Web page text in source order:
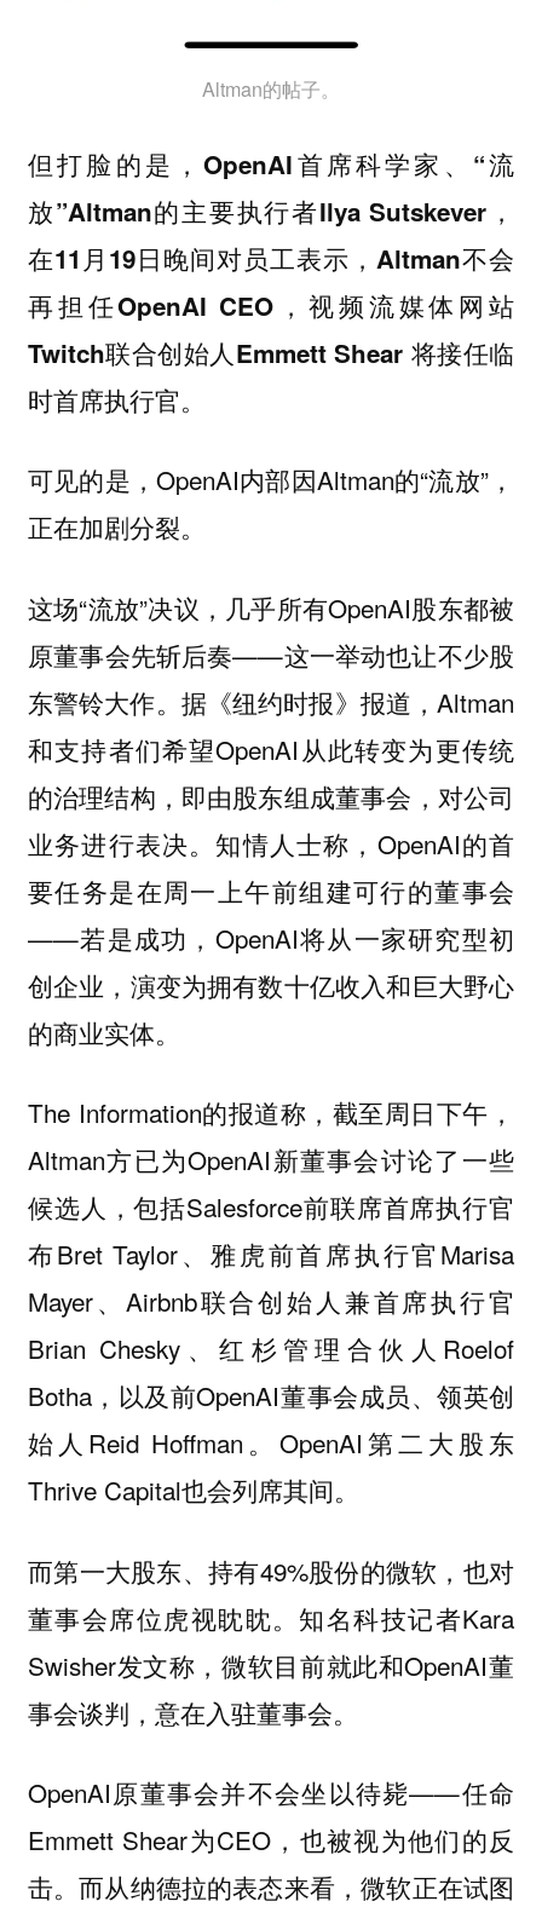
Altman的帖子。
但打脸的是，OpenAI首席科学家、“流
放”Altman的主要执行者Ilya Sutskever，
在11月19日晚间对员工表示，Altman不会
再担任OpenAI CEO，视频流媒体网站
Twitch联合创始人Emmett Shear 将接任临
时首席执行官。
可见的是，OpenAI内部因Altman的“流放”，
正在加剧分裂。
这场“流放”决议，几乎所有OpenAI股东都被
原董事会先斩后奏——这一举动也让不少股
东警铃大作。据《纽约时报》报道，Altman
和支持者们希望OpenAI从此转变为更传统
的治理结构，即由股东组成董事会，对公司
业务进行表决。知情人士称，OpenAI的首
要任务是在周一上午前组建可行的董事会
——若是成功，OpenAI将从一家研究型初
创企业，演变为拥有数十亿收入和巨大野心
的商业实体。
The Information的报道称，截至周日下午，
Altman方已为OpenAI新董事会讨论了一些
候选人，包括Salesforce前联席首席执行官
布Bret Taylor、雅虎前首席执行官Marisa
Mayer、Airbnb联合创始人兼首席执行官
Brian Chesky、红杉管理合伙人Roelof
Botha，以及前OpenAI董事会成员、领英创
始人Reid Hoffman。OpenAI第二大股东
Thrive Capital也会列席其间。
而第一大股东、持有49%股份的微软，也对
董事会席位虎视眈眈。知名科技记者Kara
Swisher发文称，微软目前就此和OpenAI董
事会谈判，意在入驻董事会。
OpenAI原董事会并不会坐以待毙——任命
Emmett Shear为CEO，也被视为他们的反
击。而从纳德拉的表态来看，微软正在试图